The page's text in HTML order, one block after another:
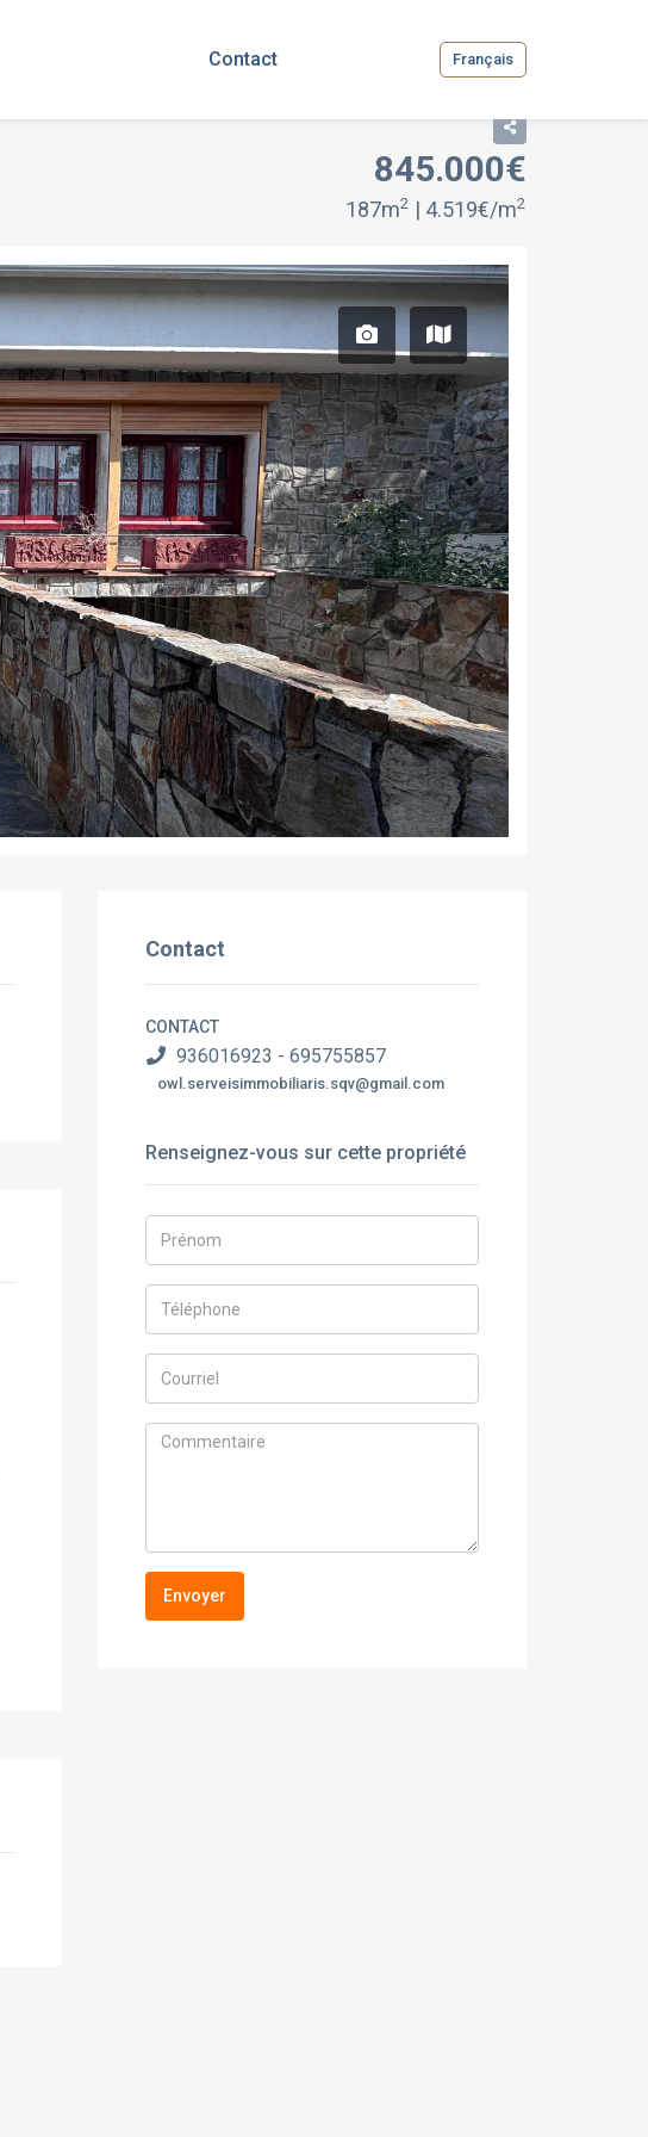
Contact Français
845.000€
187m2 | 4.519€/m2
Contact
CONTACT
936016923 - 695755857
owl.serveisimmobiliaris.sqv@gmail.com
Renseignez-vous sur cette propriété
Envoyer